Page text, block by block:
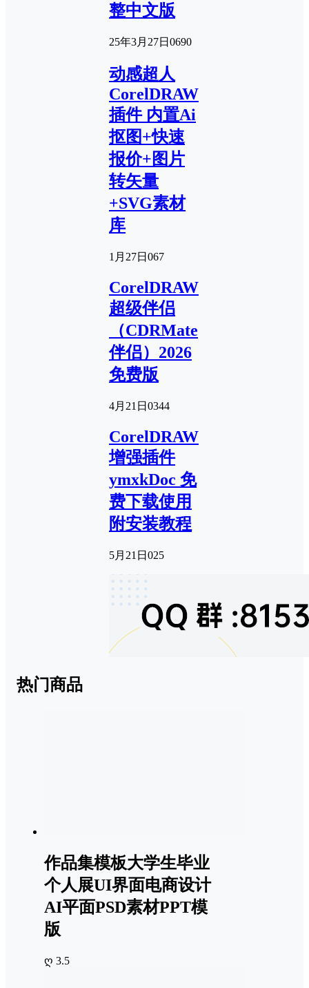
整中文版
25年3月27日 0690
动感超人
CorelDRAW
插件 内置Ai
抠图+快速
报价+图片
转矢量
+SVG素材
库
1月27日 067
CorelDRAW
超级伴侣
（CDRMate
伴侣）2026
免费版
4月21日 0344
CorelDRAW
增强插件
ymxkDoc 免
费下载使用
附安装教程
5月21日 025
热门商品
作品集模板大学生毕业
个人展UI界面电商设计
AI平面PSD素材PPT模
版
ღ 3.5